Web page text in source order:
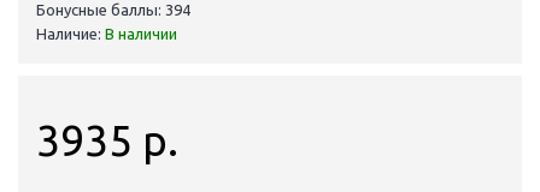
Бонусные баллы: 394
Наличие: В наличии
3935 р.